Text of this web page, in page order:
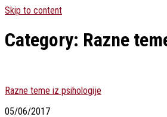
Skip to content
Category: Razne
Razne teme iz psihologije
05/06/2017